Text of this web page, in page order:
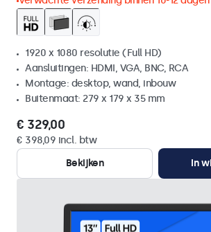
1920 x 1080 resolutie (Full HD)
Aansluitingen: HDMI, VGA, BNC, RCA
Montage: desktop, wand, inbouw
Buitenmaat: 279 x 179 x 35 mm
€ 329,00
€ 398,09 incl. btw
Bekijken
In